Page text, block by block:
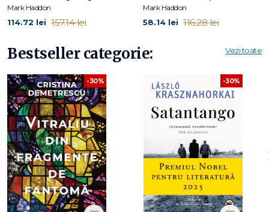
Mark Haddon
114.72 lei 157.14 lei
Mark Haddon
58.14 lei 116.28 lei
Bestseller categorie: Vezi toate
-30% -30%